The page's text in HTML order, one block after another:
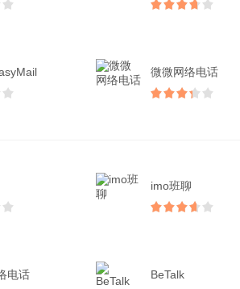
微微网络电话
imo班聊
电话 BeTalk